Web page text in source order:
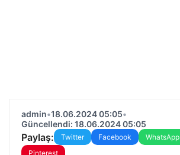
admin•18.06.2024 05:05•
Güncellendi: 18.06.2024 05:05
Paylaş: Twitter Facebook WhatsApp
Pinterest